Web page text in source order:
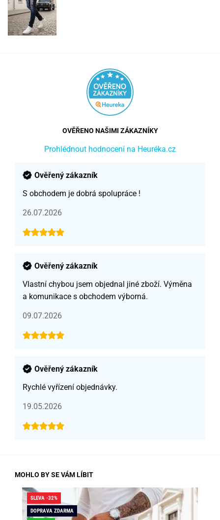
OVĚŘENO NAŠIMI ZÁKAZNÍKY
Prohlédnout hodnocení na Heuréka.cz
Ověřený zákazník
S obchodem je dobrá spolupráce !
26.07.2026
Ověřený zákazník
Vlastní chybou jsem objednal jiné zboží. Výměna
a komunikace s obchodem výborná.
09.07.2026
Ověřený zákazník
Rychlé vyřízení objednávky.
19.05.2026
MOHLO BY SE VÁM LÍBIT
SLEVA -32%
DOPRAVA ZDARMA